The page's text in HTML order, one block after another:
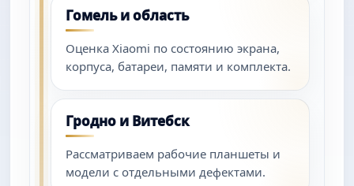
Гомель и область
Оценка Xiaomi по состоянию экрана,
корпуса, батареи, памяти и комплекта.
Гродно и Витебск
Рассматриваем рабочие планшеты и
модели с отдельными дефектами.